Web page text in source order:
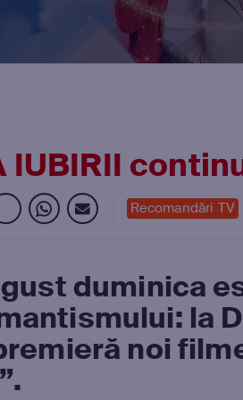
IUBIRII
Recomandări TV
duminica
la
noi